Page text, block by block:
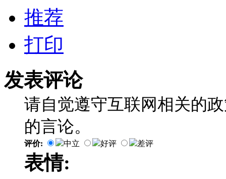
推荐
打印
发表评论
请自觉遵守互联网相关的
的言论。
评价: 中立 好评 差评
表情: